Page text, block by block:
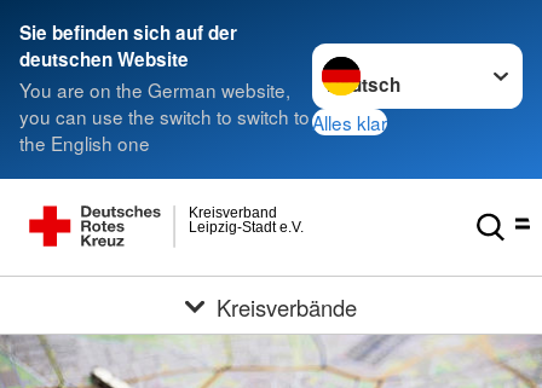
Sie befinden sich auf der
deutschen Website
You are on the German website,
you can use the switch to switch to
the English one
Sprache wechseln zu
Alles klar
Leipzig-Stadt e.V.
Kreisverband
Kreisverbände